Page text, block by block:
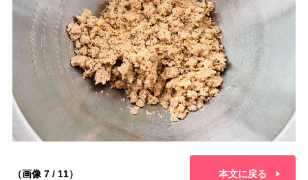
（画像 7 / 11） 本文に戻る